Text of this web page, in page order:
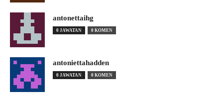
antonettaihg
0 JAWATAN 0 KOMEN
antoniettahadden
0 JAWATAN 0 KOMEN